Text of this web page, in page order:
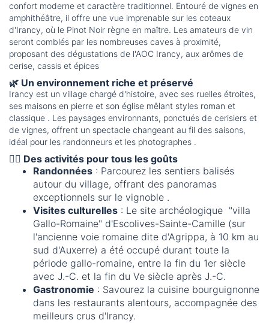
confort moderne et caractère traditionnel. Entouré de vignes en
amphithéâtre, il offre une vue imprenable sur les coteaux
d'Irancy, où le Pinot Noir règne en maître. Les amateurs de vin
seront comblés par les nombreuses caves à proximité,
proposant des dégustations de l'AOC Irancy, aux arômes de
cerise, cassis et épices
🌿 Un environnement riche et préservé
Irancy est un village chargé d'histoire, avec ses ruelles étroites,
ses maisons en pierre et son église mêlant styles roman et
classique . Les paysages environnants, ponctués de cerisiers et
de vignes, offrent un spectacle changeant au fil des saisons,
idéal pour les randonneurs et les photographes .
🚶‍♂️ Des activités pour tous les goûts
Randonnées : Parcourez les sentiers balisés
autour du village, offrant des panoramas
exceptionnels sur le vignoble .
Visites culturelles : Le site archéologique "villa
Gallo-Romaine" d'Escolives-Sainte-Camille (sur
l'ancienne voie romaine dite d'Agrippa, à 10 km au
sud d'Auxerre) a été occupé durant toute la
période gallo-romaine, entre la fin du 1er siècle
avec J.-C. et la fin du Ve siècle après J.-C.
Gastronomie : Savourez la cuisine bourguignonne
dans les restaurants alentours, accompagnée des
meilleurs crus d'Irancy.